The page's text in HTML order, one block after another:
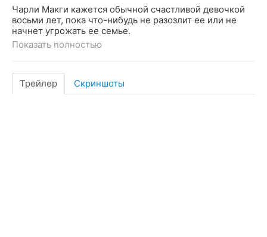
Чарли Макги кажется обычной счастливой девочкой
восьми лет, пока что-нибудь не разозлит ее или не
начнет угрожать ее семье.
Показать полностью
Трейлер Скриншоты